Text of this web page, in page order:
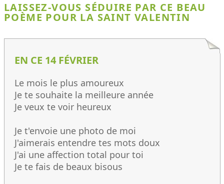
LAISSEZ-VOUS SÉDUIRE PAR CE BEAU
POÈME POUR LA SAINT VALENTIN
EN CE 14 FÉVRIER
Le mois le plus amoureux
Je te souhaite la meilleure année
Je veux te voir heureux
Je t'envoie une photo de moi
J'aimerais entendre tes mots doux
J'ai une affection total pour toi
Je te fais de beaux bisous